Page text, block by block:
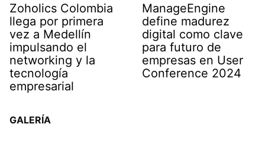
Zoholics Colombia
llega por primera
vez a Medellín
impulsando el
networking y la
tecnología
empresarial
ManageEngine
define madurez
digital como clave
para futuro de
empresas en User
Conference 2024
GALERÍA